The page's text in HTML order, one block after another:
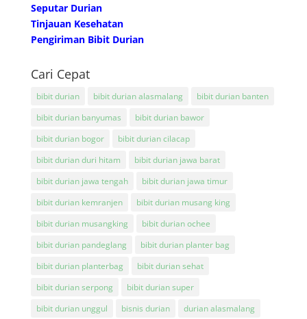
Seputar Durian
Tinjauan Kesehatan
Pengiriman Bibit Durian
Cari Cepat
bibit durian bibit durian alasmalang
bibit durian banten
bibit durian banyumas
bibit durian bawor
bibit durian bogor
bibit durian cilacap
bibit durian duri hitam
bibit durian jawa barat
bibit durian jawa tengah
bibit durian jawa timur
bibit durian kemranjen
bibit durian musang king
bibit durian musangking
bibit durian ochee
bibit durian pandeglang
bibit durian planter bag
bibit durian planterbag
bibit durian sehat
bibit durian serpong
bibit durian super
bibit durian unggul
bisnis durian
durian alasmalang